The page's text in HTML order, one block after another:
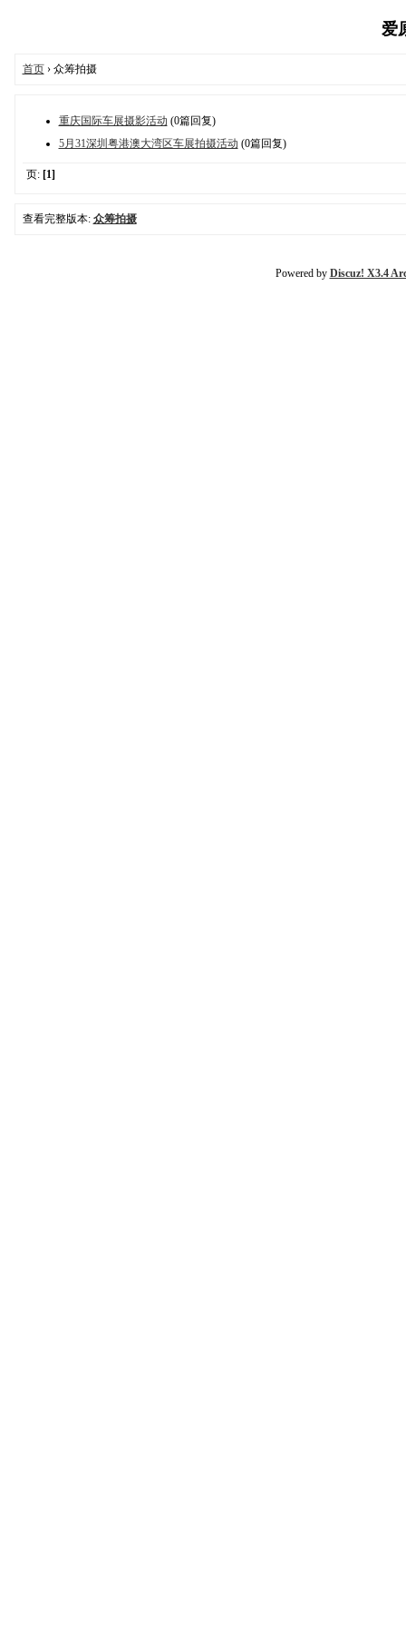
爱
首页› 众筹拍摄
重庆国际车展摄影活动 (0篇回复)
5月31深圳粤港澳大湾区车展拍摄活动 (0篇回复)
页: [1]
查看完整版本: 众筹拍摄
Powered by Discuz! X3.4